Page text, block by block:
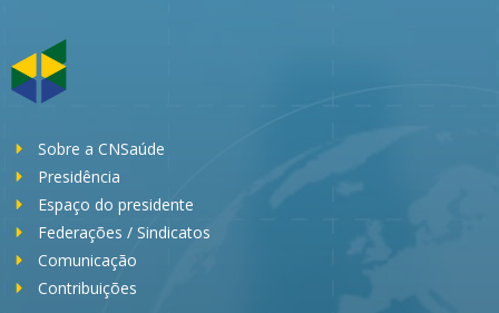
Sobre a CNSaúde
Presidência
Espaço do presidente
Federações / Sindicatos
Comunicação
Contribuições